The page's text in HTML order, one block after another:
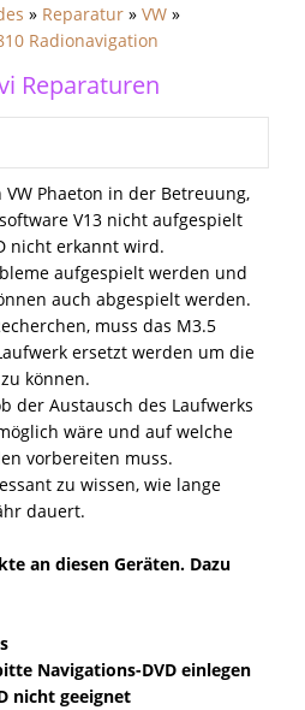
» Reparatur » VW »
Radionavigation
Reparaturen
Phaeton in der Betreuung,
V13 nicht aufgespielt
nicht erkannt wird.
aufgespielt werden und
auch abgespielt werden.
muss das M3.5
ersetzt werden um die
können.
der Austausch des Laufwerks
wäre und auf welche
vorbereiten muss.
zu wissen, wie lange
dauert.
an diesen Geräten. Dazu
Navigations-DVD einlegen
nicht geeignet